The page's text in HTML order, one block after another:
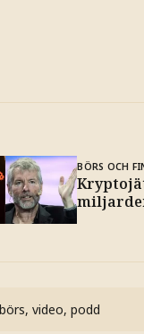
BÖRS OCH
video, podd